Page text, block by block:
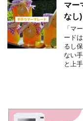
マー
なし
「マ
ード
るし
ない
と上